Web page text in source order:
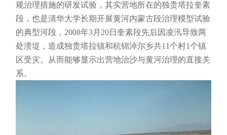
规治理措施的研发试验，其实营地所在的独贵塔拉奎素
段，也是清华大学长期开展黄河内蒙古段治理模型试验
的典型河段，2008年3月20日奎素段先后因凌汛导致两
处溃堤，造成独贵塔拉镇和杭锦淖尔乡共11个村1个镇
区受灾。从而能够显示出营地治沙与黄河治理的直接关
系。